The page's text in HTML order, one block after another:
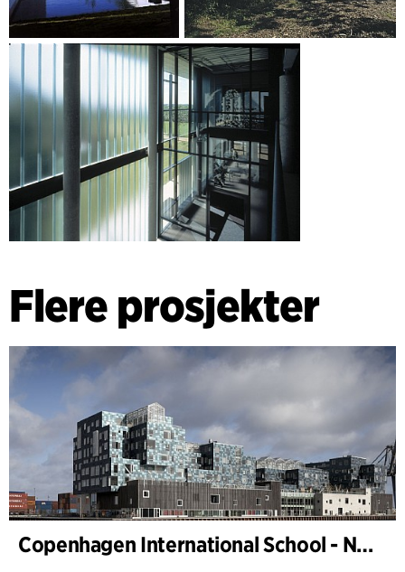
Flere prosjekter
Copenhagen International School - Nordhavn